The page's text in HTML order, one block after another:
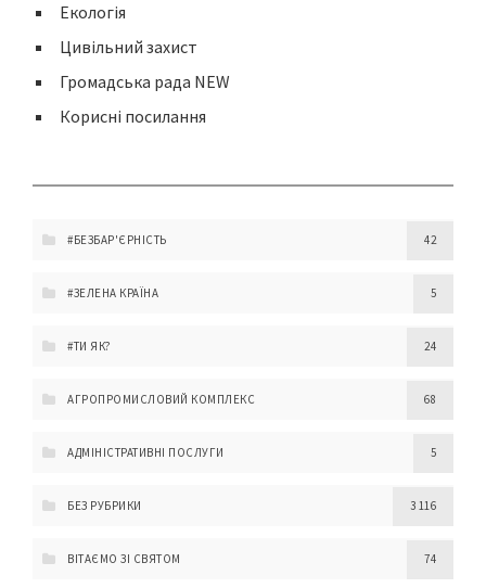
Екологія
Цивільний захист
Громадська рада NEW
Корисні посилання
#БЕЗБАР'ЄРНІСТЬ 42
#ЗЕЛЕНА КРАЇНА 5
#ТИ ЯК? 24
АГРОПРОМИСЛОВИЙ КОМПЛЕКС 68
АДМІНІСТРАТИВНІ ПОСЛУГИ 5
БЕЗ РУБРИКИ 3 116
ВІТАЄМО ЗІ СВЯТОМ 74